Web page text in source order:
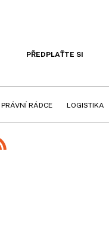
PŘEDPLAŤTE SI
PRÁVNÍ RÁDCE LOGISTIKA